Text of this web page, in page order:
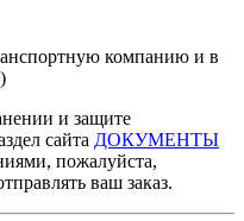
компанию и в
и защите
сайта ДОКУМЕНТЫ
пожалуйста,
ваш заказ.